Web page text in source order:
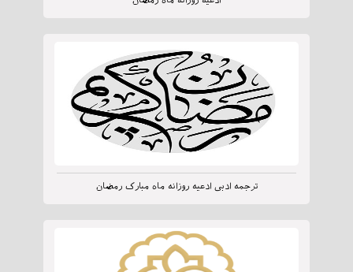
ترجمه ادبی ادعیه روزانه ماه مبارک رمضان